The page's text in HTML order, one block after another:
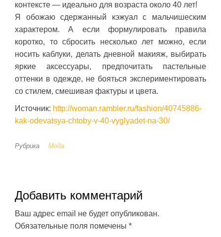
контексте — идеально для возраста около 40 лет!
Я обожаю сдержанный кэжуал с мальчишеским
характером. А если формулировать правила
коротко, то сбросить несколько лет можно, если
носить каблуки, делать дневной макияж, выбирать
яркие аксессуары, предпочитать пастельные
оттенки в одежде, не бояться экспериментировать
со стилем, смешивая фактуры и цвета.
Источник: http://woman.rambler.ru/fashion/40745886-
kak-odevatsya-chtoby-v-40-vyglyadet-na-30/
Рубрика Мода
Добавить комментарий
Ваш адрес email не будет опубликован.
Обязательные поля помечены *